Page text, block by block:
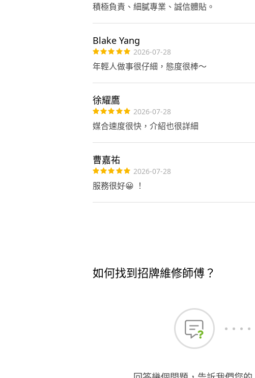
積極負責、細膩專業、誠信體貼。
Blake Yang
2026-07-28
年輕人做事很仔細，態度很棒～
徐耀鷹
2026-07-28
媒合速度很快，介紹也很詳細
曹嘉祐
2026-07-28
服務很好😀 ！
如何找到招牌維修師傅？